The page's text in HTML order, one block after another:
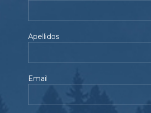
Apellidos
Email